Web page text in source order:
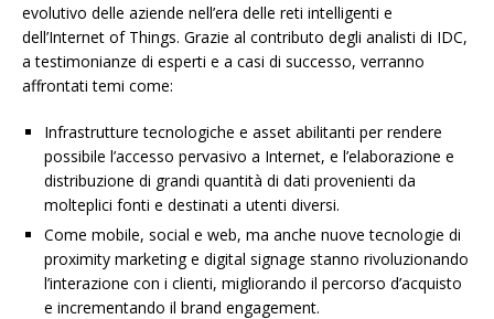
evolutivo delle aziende nell’era delle reti intelligenti e
dell’Internet of Things. Grazie al contributo degli analisti di IDC,
a testimonianze di esperti e a casi di successo, verranno
affrontati temi come:
Infrastrutture tecnologiche e asset abilitanti per rendere
possibile l’accesso pervasivo a Internet, e l’elaborazione e
distribuzione di grandi quantità di dati provenienti da
molteplici fonti e destinati a utenti diversi.
Come mobile, social e web, ma anche nuove tecnologie di
proximity marketing e digital signage stanno rivoluzionando
l’interazione con i clienti, migliorando il percorso d’acquisto
e incrementando il brand engagement.